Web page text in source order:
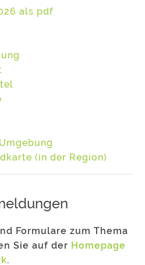
als pdf
(in der Region)
Formulare zum Thema
Sie auf der Homepage
.